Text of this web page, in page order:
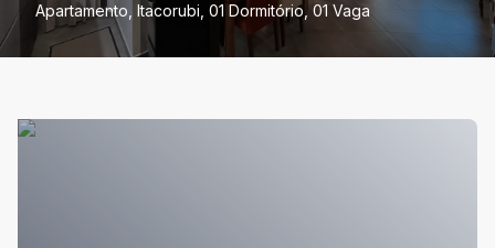
Apartamento, Itacorubi, 01 Dormitório, 01 Vaga